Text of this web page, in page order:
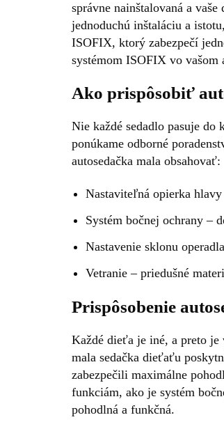
správne nainštalovaná a
jednoduchú inštaláciu a
ISOFIX, ktorý zabezpečí
systémom ISOFIX vo vašom
Ako prispôsobiť
Nie každé sedadlo pasuje
ponúkame odborné
autosedačka mala obsahovať:
Nastaviteľná opierka
Systém bočnej ochrany –
Nastavenie sklonu
Vetranie – priedušné
Prispôsobenie
Každé dieťa je iné, a preto je
mala sedačka dieťaťu
zabezpečili maximálne
funkciám, ako je systém
pohodlná a funkčná.